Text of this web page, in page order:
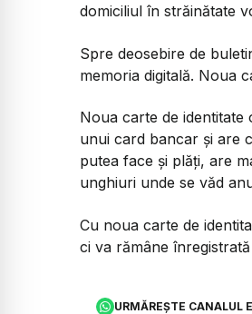
domiciliul în străinătate
Spre deosebire de
memoria digitală. Noua
Noua carte de identitate
unui card bancar și are
putea face și plăți, are
unghiuri unde se văd
Cu noua carte de
ci va rămâne înregistrată
URMĂREȘTE CANALUL